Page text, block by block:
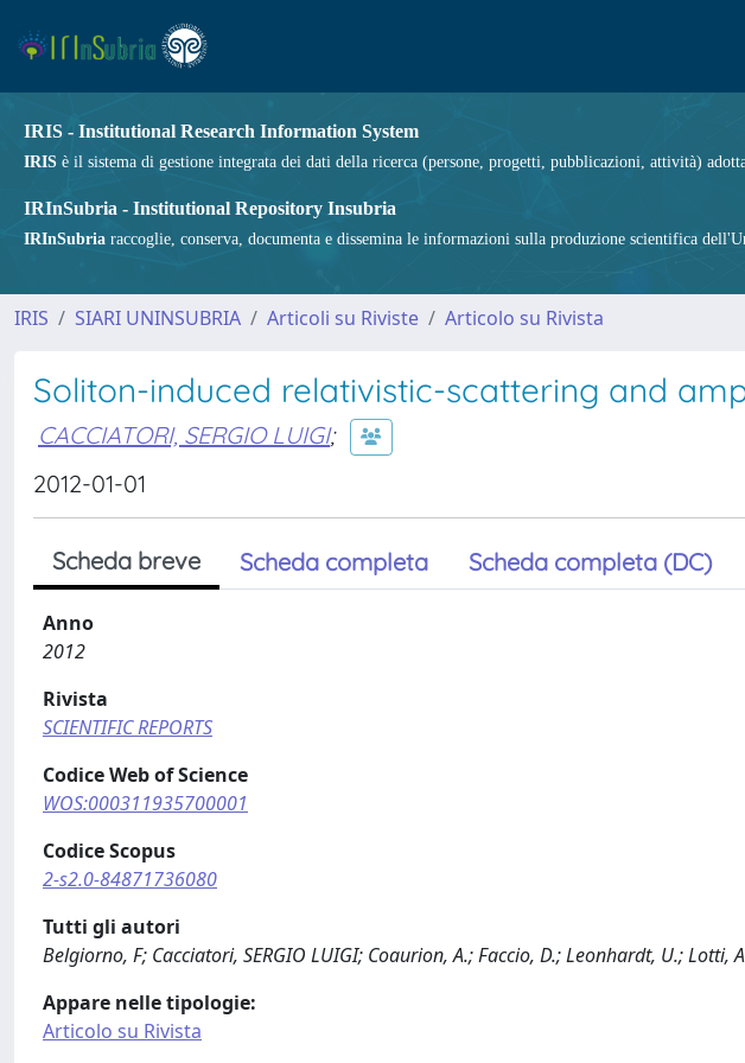
IRIS - Institutional Research Information System
IRIS è il sistema di gestione integrata dei dati della ricerca (persone, progetti, pubblicazioni, attività)
IRInSubria - Institutional Repository Insubria
IRInSubria raccoglie, conserva, documenta e dissemina le informazioni sulla produzione scientifica
IRIS SIARI UNINSUBRIA Articoli su Riviste Articolo su Rivista
Soliton-induced relativistic-scattering and
CACCIATORI, SERGIO LUIGI;
2012-01-01
Scheda breve Scheda completa Scheda completa (DC)
Anno
2012
Rivista
SCIENTIFIC REPORTS
Codice Web of Science
WOS:000311935700001
Codice Scopus
2-s2.0-84871736080
Tutti gli autori
Belgiorno, F; Cacciatori, SERGIO LUIGI; Coaurion, A.; Faccio, D.; Leonhardt, U.; Lotti,
Appare nelle tipologie:
Articolo su Rivista